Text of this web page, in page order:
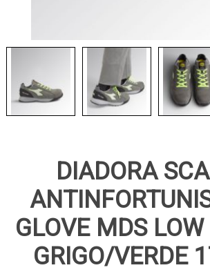
DIADORA
GLOVE MDS
GRIGO/VERDE